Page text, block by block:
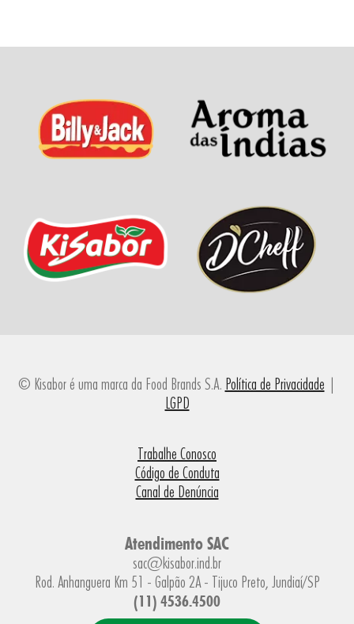
© Kisabor é uma marca da Food Brands S.A. Política de Privacidade |
LGPD
Trabalhe Conosco
Código de Conduta
Canal de Denúncia
Atendimento SAC
sac@kisabor.ind.br
Rod. Anhanguera Km 51 - Galpão 2A - Tijuco Preto, Jundiaí/SP
(11) 4536.4500